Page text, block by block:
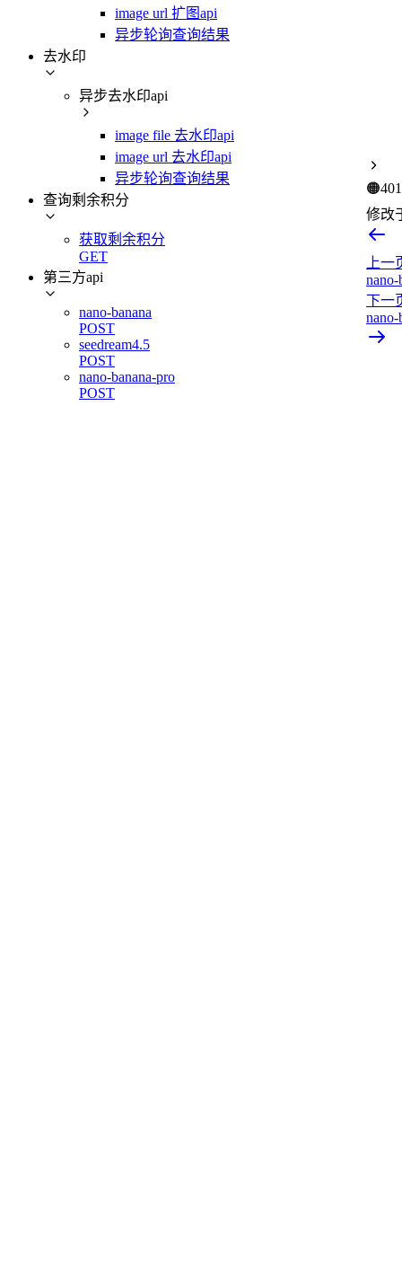
image url 扩图api
异步轮询查询结果
去水印
异步去水印api
image file 去水印api
image url 去水印api
异步轮询查询结果
查询剩余积分
获取剩余积分
GET
第三方api
nano-banana
POST
seedream4.5
POST
nano-banana-pro
POST
🟠401
修改
上一
nano-
下一
nano-